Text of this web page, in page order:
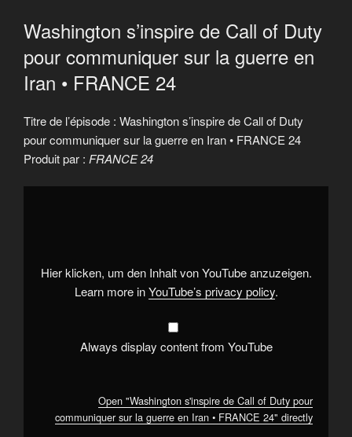
Washington s’inspire de Call of Duty
pour communiquer sur la guerre en
Iran • FRANCE 24
Titre de l’épisode : Washington s’inspire de Call of Duty
pour communiquer sur la guerre en Iran • FRANCE 24
Produit par : FRANCE 24
Display
pour
communiquer
Hier klicken, um den Inhalt von YouTube anzuzeigen.
Learn more inYouTube’s privacy policy.
Always display content from YouTube
Open "Washington s'inspire de Call of Duty pour
communiquer sur la guerre en Iran • FRANCE 24" directly